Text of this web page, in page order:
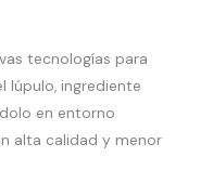
tecnologías para
lúpulo, ingrediente
en entorno
alta calidad y menor